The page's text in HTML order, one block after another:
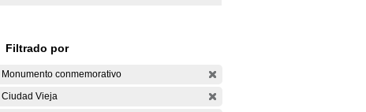
Filtrado por
Monumento conmemorativo
Ciudad Vieja